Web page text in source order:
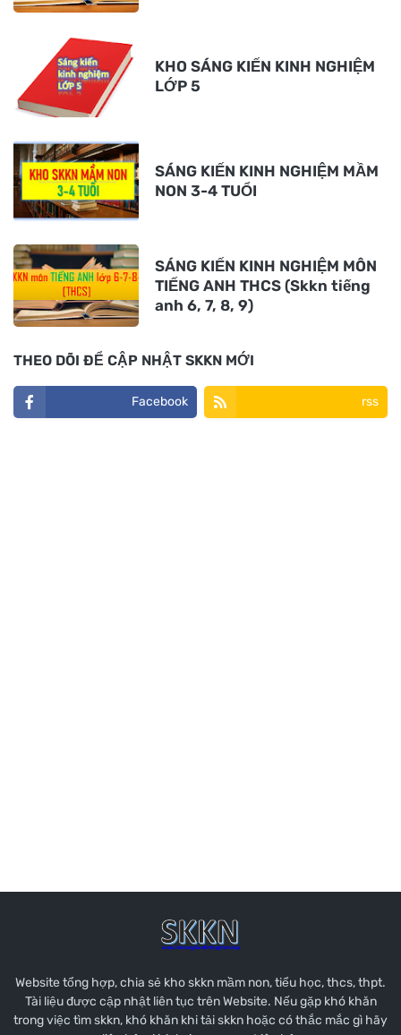
KHO SÁNG KIẾN KINH NGHIỆM
LỚP 5
SÁNG KIẾN KINH NGHIỆM MẦM
NON 3-4 TUỔI
SÁNG KIẾN KINH NGHIỆM MÔN
TIẾNG ANH THCS (Skkn tiếng
anh 6, 7, 8, 9)
THEO DÕI ĐỂ CẬP NHẬT SKKN MỚI
Facebook rss
Website tổng hợp, chia sẻ kho skkn mầm non, tiểu học, thcs, thpt.
Tài liệu được cập nhật liên tục trên Website. Nếu gặp khó khăn
trong việc tìm skkn, khó khăn khi tải skkn hoặc có thắc mắc gì hãy